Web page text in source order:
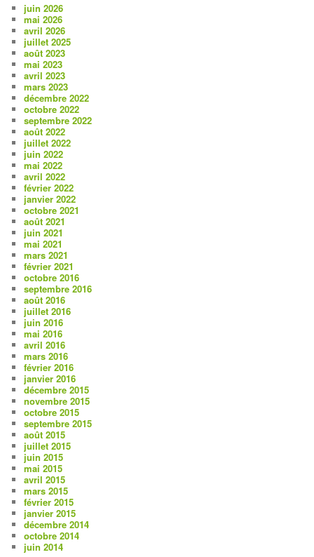
juin 2026
mai 2026
avril 2026
juillet 2025
août 2023
mai 2023
avril 2023
mars 2023
décembre 2022
octobre 2022
septembre 2022
août 2022
juillet 2022
juin 2022
mai 2022
avril 2022
février 2022
janvier 2022
octobre 2021
août 2021
juin 2021
mai 2021
mars 2021
février 2021
octobre 2016
septembre 2016
août 2016
juillet 2016
juin 2016
mai 2016
avril 2016
mars 2016
février 2016
janvier 2016
décembre 2015
novembre 2015
octobre 2015
septembre 2015
août 2015
juillet 2015
juin 2015
mai 2015
avril 2015
mars 2015
février 2015
janvier 2015
décembre 2014
octobre 2014
juin 2014